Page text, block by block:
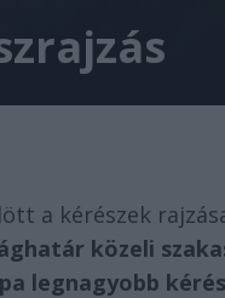
a kérészek
közeli
legnagyobb